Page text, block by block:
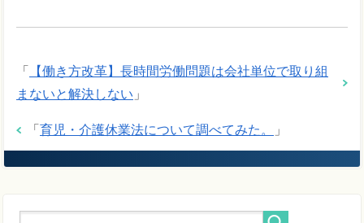
「
【働き方改革】長時間労働問題は会社単位で取り組
まないと解決しない 」
「 育児・介護休業法について調べてみた。 」